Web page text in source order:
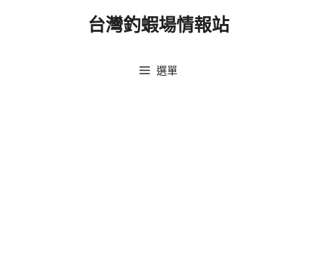
台灣釣蝦場情報站
選單